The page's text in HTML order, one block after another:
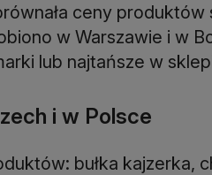
ceny
w Warszawie i w
lub najtańsze w
i w Polsce
bułka kajzerka,